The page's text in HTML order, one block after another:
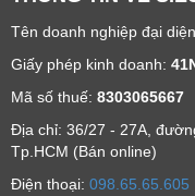
Tên doanh nghiệp đại
Giấy phép kinh doanh:
Mã số thuế: 8303065667
Địa chỉ: 36/27 - 27A,
Tp.HCM (Bán online)
Ðiện thoại: 098.65.65.605